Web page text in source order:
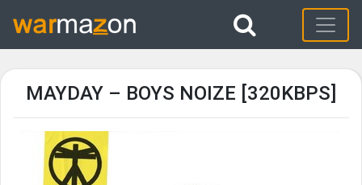
MAYDAY – BOYS NOIZE [320KBPS]